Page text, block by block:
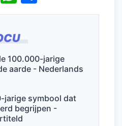
100.000-jarige
aarde - Nederlands
jarige symbool dat
begrijpen -
h
s
A
p
p
el